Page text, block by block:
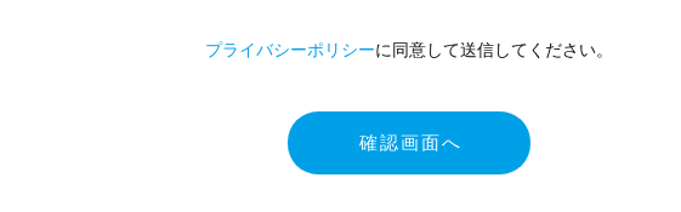
プライバシーポリシーに同意して送信してください。
確認画面へ